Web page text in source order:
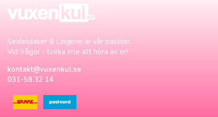
Sexleksaker & Lingerie är vår passion.
Vid frågor - tveka inte att höra av er!
kontakt@vuxenkul.se
031-58 32 14